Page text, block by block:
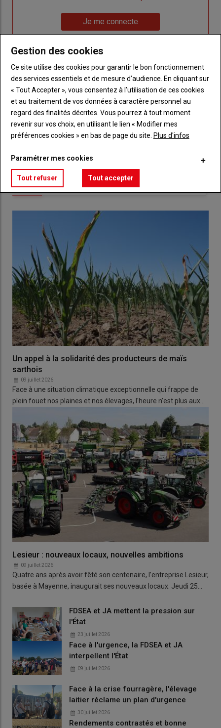
passe"
connecte"
Je me connecte
Sous-
titre
Vous n'êtes pas abonné(e)
TITRE CRÉEZ UN COMPTE
BodyChoisissez votre formule et créez votre
compte pour accéder à tout Réussir Agri72
LES PLUS LUS
Un appel à la solidarité des producteurs de maïs
sarthois
09 juillet 2026
Face à une situation climatique exceptionnelle qui frappe de
plein fouet nos plaines et nos élevages, l'heure n'est plus aux…
Lesieur : nouveaux locaux, nouvelles ambitions
09 juillet 2026
Quatre ans après avoir fêté son centenaire, l’entreprise Lesieur,
basée à Mayenne, inaugurait ses nouveaux locaux. Jeudi 25…
FDSEA et JA mettent la pression sur
l'État
23 juillet 2026
Face à l'urgence, la FDSEA et JA
interpellent l'État
09 juillet 2026
Face à la crise fourragère, l'élevage
laitier réclame un plan d'urgence
30 juillet 2026
Rendements contrastés et bonne
Gestion des cookies
Ce site utilise des cookies pour garantir le bon fonctionnement
des services essentiels et de mesure d’audience. En cliquant sur
« Tout Accepter », vous consentez à l’utilisation de ces cookies
et au traitement de vos données à caractère personnel au
regard des finalités décrites. Vous pourrez à tout moment
revenir sur vos choix, en utilisant le lien « Modifier mes
préférences cookies » en bas de page du site. Plus d'infos
Paramétrer mes cookies
Tout refuser Tout accepter